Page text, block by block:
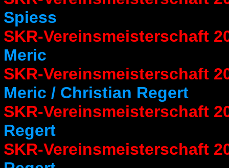
Spiess
SKR-Vereinsmeisterschaft
Meric
SKR-Vereinsmeisterschaft
Meric / Christian Regert
SKR-Vereinsmeisterschaft
Regert
SKR-Vereinsmeisterschaft